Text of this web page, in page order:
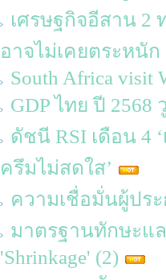
เศรษฐกิจอีสาน 2
อาจไม่เคยตระหนัก
South Africa visit
GDP ไทย ปี 2568
ดัชนี RSI เดือน 4
ครึมไม่สดใส’
ความเชื่อมั่นผู้ปร
มาตรฐานทักษะแ
'Shrinkage' (2)